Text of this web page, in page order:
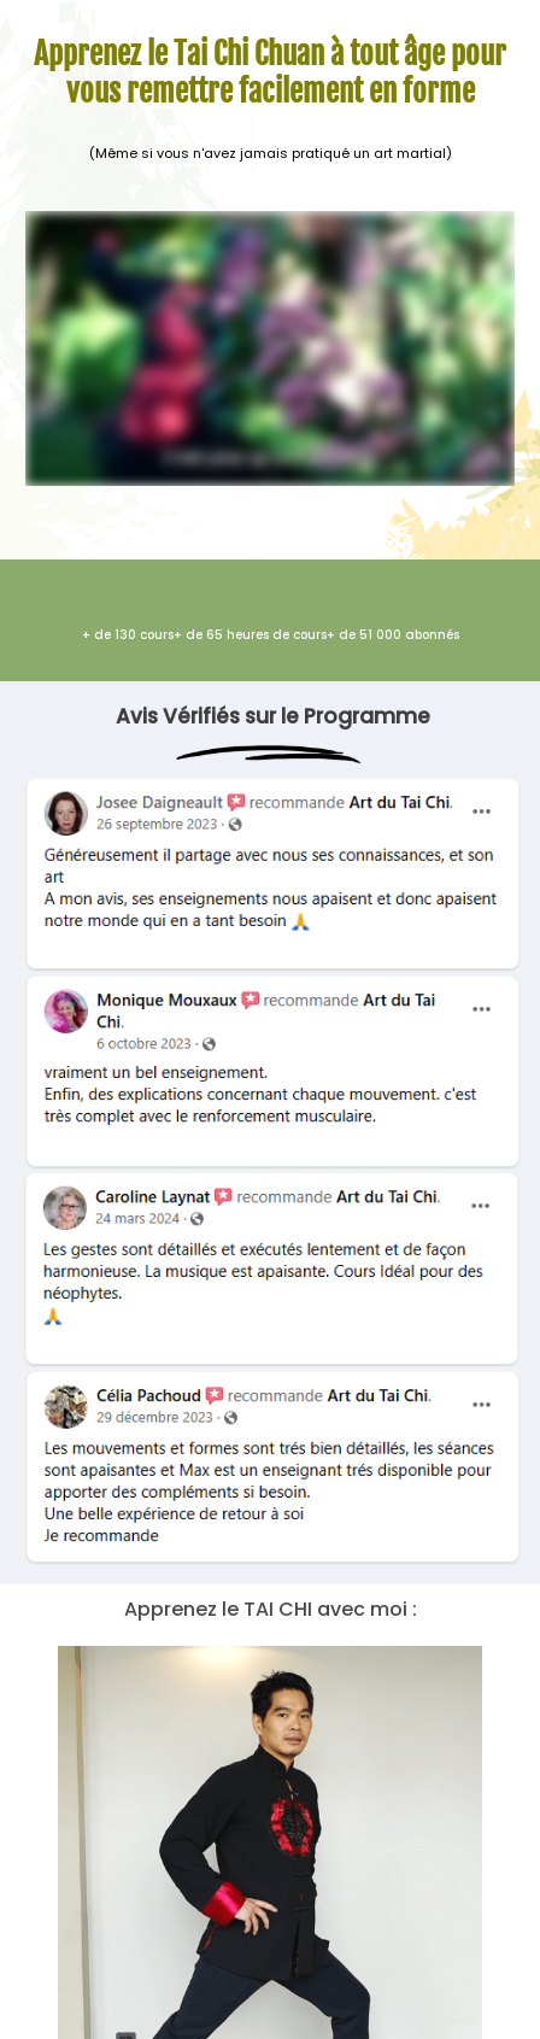
Apprenez le Tai Chi Chuan à tout âge pour
vous remettre facilement en forme
(Même si vous n'avez jamais pratiqué un art martial)
+ de 130 cours+ de 65 heures de cours+ de 51 000 abonnés
Avis Vérifiés sur le Programme
Apprenez le TAI CHI avec moi :